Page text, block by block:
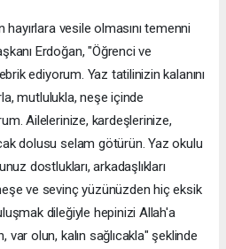
hayırlara vesile olmasını temenni
Erdoğan, "Öğrenci ve
ediyorum. Yaz tatilinizin kalanını
mutlulukla, neşe içinde
Ailelerinize, kardeşlerinize,
dolusu selam götürün. Yaz okulu
dostlukları, arkadaşlıkları
ve sevinç yüzünüzden hiç eksik
dileğiyle hepinizi Allah'a
olun, kalın sağlıcakla" şeklinde